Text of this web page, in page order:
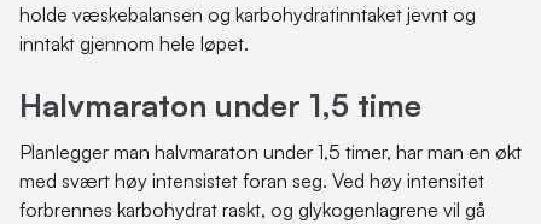
holde væskebalansen og karbohydratinntaket jevnt og
inntakt gjennom hele løpet.
Halvmaraton under 1,5 time
Planlegger man halvmaraton under 1,5 timer, har man en økt
med svært høy intensistet foran seg. Ved høy intensitet
forbrennes karbohydrat raskt, og glykogenlagrene vil gå